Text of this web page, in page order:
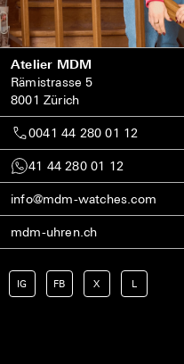
Atelier MDM
Rämistrasse 5
8001 Zürich
0041 44 280 01 12
41 44 280 01 12
info@mdm-watches.com
mdm-uhren.ch
IG FB X L